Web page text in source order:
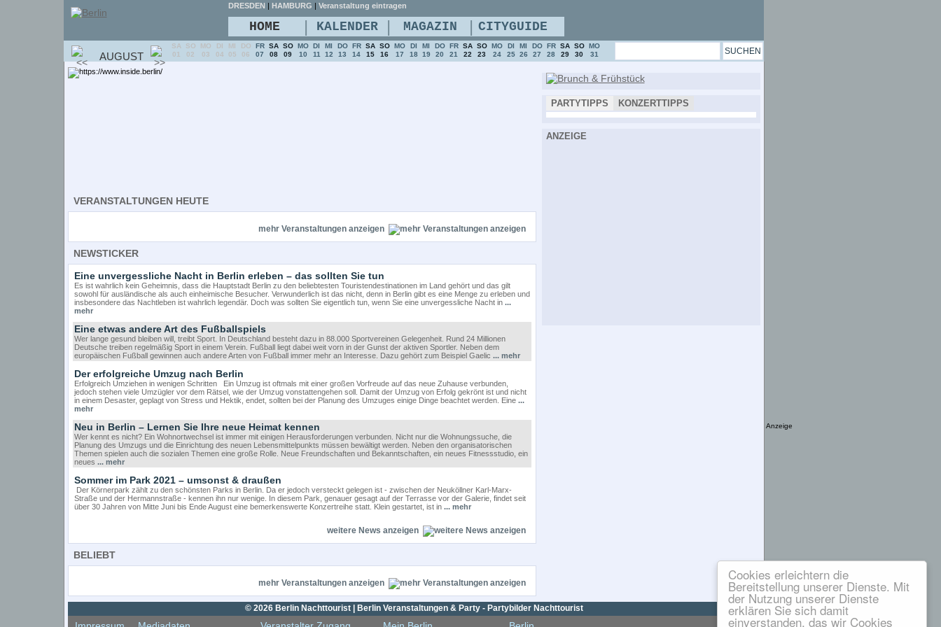
Cookies erleichtern die
Bereitstellung unserer Dienste. Mit
der Nutzung unserer Dienste
erklären Sie sich damit
einverstanden, das wir Cookies
VERANSTALTUNGEN HEUTE
mehr Veranstaltungen anzeigen
NEWSTICKER
Eine unvergessliche Nacht in Berlin erleben – das sollten Sie tun
Es ist wahrlich kein Geheimnis, dass die Hauptstadt Berlin zu den beliebtesten Touristendestinationen im Land gehört und das gilt
sowohl für ausländische als auch einheimische Besucher. Verwunderlich ist das nicht, denn in Berlin gibt es eine Menge zu erleben und
insbesondere das Nachtleben ist wahrlich legendär. Doch was sollten Sie eigentlich tun, wenn Sie eine unvergessliche Nacht in ...
mehr
Eine etwas andere Art des Fußballspiels
Wer lange gesund bleiben will, treibt Sport. In Deutschland besteht dazu in 88.000 Sportvereinen Gelegenheit. Rund 24 Millionen
Deutsche treiben regelmäßig Sport in einem Verein. Fußball liegt dabei weit vorn in der Gunst der aktiven Sportler. Neben dem
europäischen Fußball gewinnen auch andere Arten von Fußball immer mehr an Interesse. Dazu gehört zum Beispiel Gaelic ... mehr
Der erfolgreiche Umzug nach Berlin
Erfolgreich Umziehen in wenigen Schritten Ein Umzug ist oftmals mit einer großen Vorfreude auf das neue Zuhause verbunden,
jedoch stehen viele Umzügler vor dem Rätsel, wie der Umzug vonstattengehen soll. Damit der Umzug von Erfolg gekrönt ist und nicht
in einem Desaster, geplagt von Stress und Hektik, endet, sollten bei der Planung des Umzuges einige Dinge beachtet werden. Eine ...
mehr
Neu in Berlin – Lernen Sie Ihre neue Heimat kennen
Wer kennt es nicht? Ein Wohnortwechsel ist immer mit einigen Herausforderungen verbunden. Nicht nur die Wohnungssuche, die
Planung des Umzugs und die Einrichtung des neuen Lebensmittelpunkts müssen bewältigt werden. Neben den organisatorischen
Themen spielen auch die sozialen Themen eine große Rolle. Neue Freundschaften und Bekanntschaften, ein neues Fitnessstudio, ein
neues ... mehr
Sommer im Park 2021 – umsonst & draußen
Der Körnerpark zählt zu den schönsten Parks in Berlin. Da er jedoch versteckt gelegen ist - zwischen der Neuköllner Karl-Marx-
Straße und der Hermannstraße - kennen ihn nur wenige. In diesem Park, genauer gesagt auf der Terrasse vor der Galerie, findet seit
über 30 Jahren von Mitte Juni bis Ende August eine bemerkenswerte Konzertreihe statt. Klein gestartet, ist in ... mehr
weitere News anzeigen
BELIEBT
mehr Veranstaltungen anzeigen
PARTYTIPPS KONZERTTIPPS
ANZEIGE
© 2026 Berlin Nachttourist | Berlin Veranstaltungen & Party - Partybilder Nachttourist
DRESDEN | HAMBURG | Veranstaltung eintragen
HOME | KALENDER | MAGAZIN | CITYGUIDE
AUGUST
SA
01
SO
02
MO
03
DI
04
MI
05
DO
06
FR
07
SA
08
SO
09
MO
10
DI
11
MI
12
DO
13
FR
14
SA
15
SO
16
MO
17
DI
18
MI
19
DO
20
FR
21
SA
22
SO
23
MO
24
DI
25
MI
26
DO
27
FR
28
SA
29
SO
30
MO
31
Anzeige